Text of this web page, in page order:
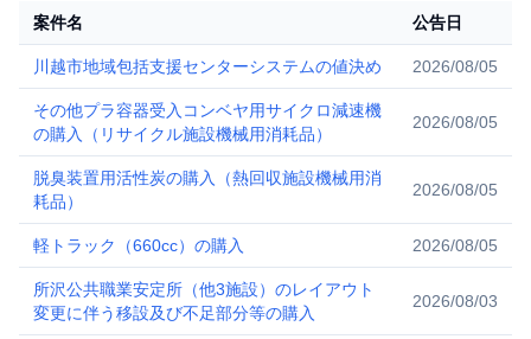
案件名 公告日
川越市地域包括支援センターシステムの値決め 2026/08/05
その他プラ容器受入コンベヤ用サイクロ減速機
の購入（リサイクル施設機械用消耗品）
2026/08/05
脱臭装置用活性炭の購入（熱回収施設機械用消
耗品）
2026/08/05
軽トラック（660cc）の購入 2026/08/05
所沢公共職業安定所（他3施設）のレイアウト
変更に伴う移設及び不足部分等の購入
2026/08/03